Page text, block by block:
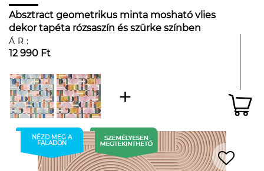
Absztract geometrikus minta mosható vlies
dekor tapéta rózsaszín és szürke színben
ÁR:
12 990 Ft
NÉZD MEG A
FALADON